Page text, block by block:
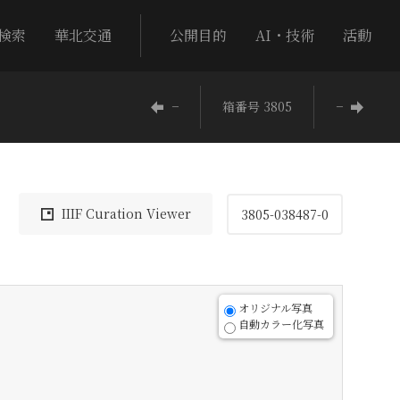
索 華北交通 公開目的 AI・技術 活動
− 箱番号 3805 −
IIIF Curation Viewer 3805-038487-0
オリジナル写真
自動カラー化写真